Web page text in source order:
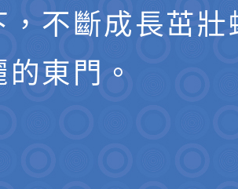
，不斷成長茁壯
的東門。